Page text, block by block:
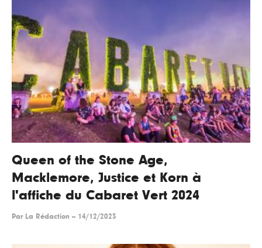
Queen of the Stone Age,
Macklemore, Justice et Korn à
l'affiche du Cabaret Vert 2024
Par La Rédaction -- 14/12/2023